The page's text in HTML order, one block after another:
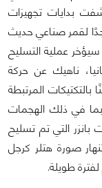
بدايات تجهيزات
جدًا لقمر صناعي حديث
سيؤخر عملية التسليح
ناهيك عن حركة
بالتكتيكات المرتبطة
بما في ذلك الهجمات
بانزر التي تم تسليح
صورة هتلر كرجل
طويلة.